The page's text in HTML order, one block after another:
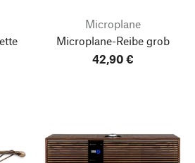
Microplane
Microplane-Reibe grob
42,90 €